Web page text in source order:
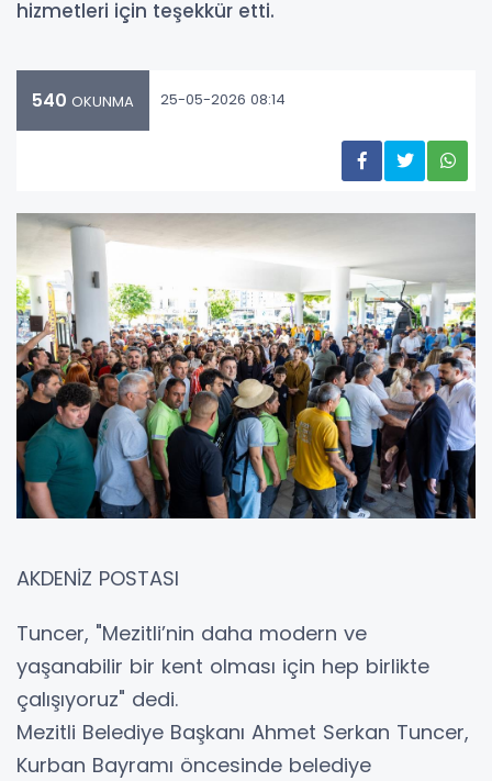
hizmetleri için teşekkür etti.
540 OKUNMA 25-05-2026 08:14
AKDENİZ POSTASI
Tuncer, "Mezitli’nin daha modern ve
yaşanabilir bir kent olması için hep birlikte
çalışıyoruz" dedi.
Mezitli Belediye Başkanı Ahmet Serkan Tuncer,
Kurban Bayramı öncesinde belediye